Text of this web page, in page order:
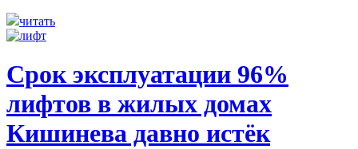
читать
Срок эксплуатации 96%
лифтов в жилых домах
Кишинева давно истёк